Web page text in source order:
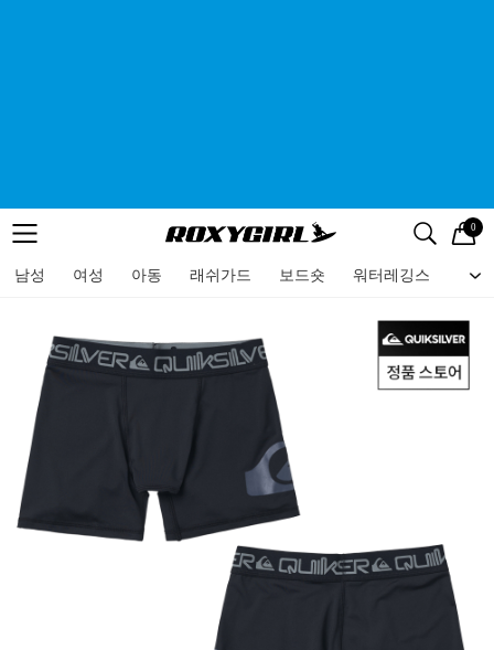
메뉴 검색
로고 0
남성 여성 아동 래쉬가드 보드숏 워터레깅스 비
메뉴